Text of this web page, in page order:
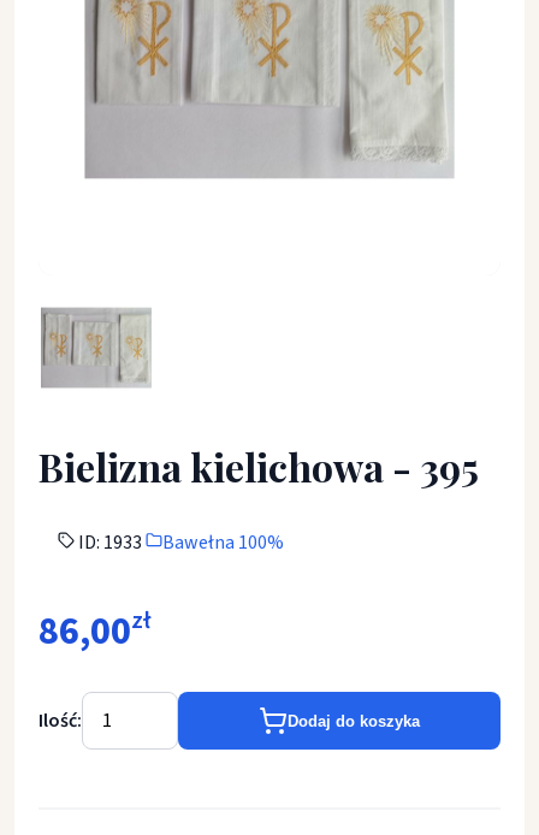
Bielizna kielichowa - 395
ID: 1933 Bawełna 100%
86,00zł
Ilość: Dodaj do koszyka